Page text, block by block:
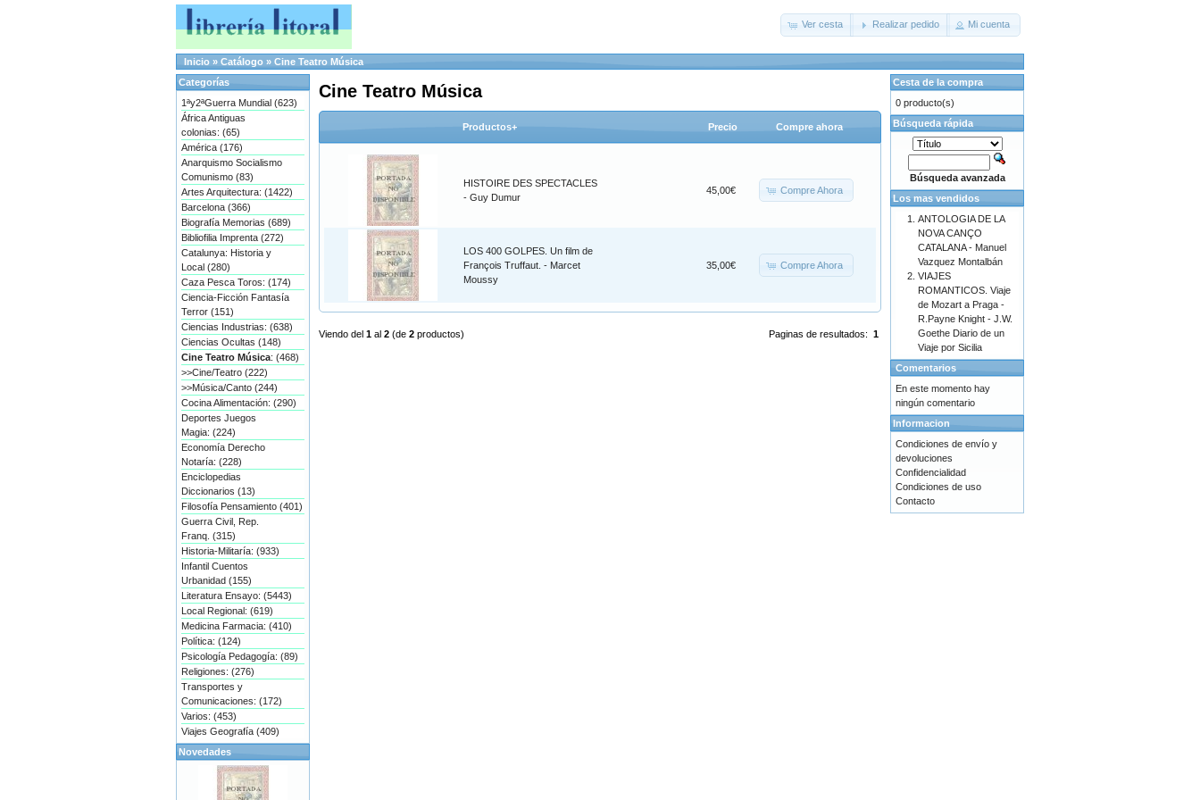
Ver cesta Realizar pedido Mi cuenta
Inicio » Catálogo » Cine Teatro Música
Cine Teatro Música
Productos+ Precio Compre ahora
HISTOIRE DES SPECTACLES
- Guy Dumur
45,00€ Compre Ahora
LOS 400 GOLPES. Un film de
François Truffaut. - Marcet
Moussy
35,00€ Compre Ahora
Paginas de resultados: 1
Viendo del 1 al 2 (de 2 productos)
Categorías
1ªy2ªGuerra Mundial (623)
África Antiguas
colonias: (65)
América (176)
Anarquismo Socialismo
Comunismo (83)
Artes Arquitectura: (1422)
Barcelona (366)
Biografía Memorias (689)
Bibliofilia Imprenta (272)
Catalunya: Historia y
Local (280)
Caza Pesca Toros: (174)
Ciencia-Ficción Fantasía
Terror (151)
Ciencias Industrias: (638)
Ciencias Ocultas (148)
Cine Teatro Música: (468)
>>Cine/Teatro (222)
>>Música/Canto (244)
Cocina Alimentación: (290)
Deportes Juegos
Magia: (224)
Economía Derecho
Notaría: (228)
Enciclopedias
Diccionarios (13)
Filosofía Pensamiento (401)
Guerra Civil, Rep.
Franq. (315)
Historia-Militaría: (933)
Infantil Cuentos
Urbanidad (155)
Literatura Ensayo: (5443)
Local Regional: (619)
Medicina Farmacia: (410)
Política: (124)
Psicología Pedagogía: (89)
Religiones: (276)
Transportes y
Comunicaciones: (172)
Varios: (453)
Viajes Geografía (409)
Novedades
Cesta de la compra
0 producto(s)
Búsqueda rápida
Búsqueda avanzada
Los mas vendidos
ANTOLOGIA DE LA
NOVA CANÇO
CATALANA - Manuel
Vazquez Montalbán
VIAJES
ROMANTICOS. Viaje
de Mozart a Praga -
R.Payne Knight - J.W.
Goethe Diario de un
Viaje por Sicilia
Comentarios
En este momento hay
ningún comentario
Informacion
Condiciones de envío y
devoluciones
Confidencialidad
Condiciones de uso
Contacto